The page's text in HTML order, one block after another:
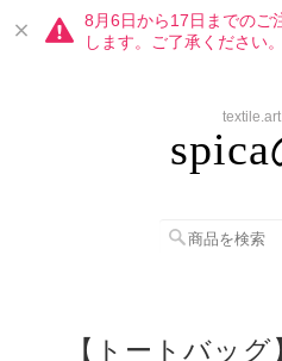
8月6日から17日までのご
します。ご了承ください。
【トートバッ